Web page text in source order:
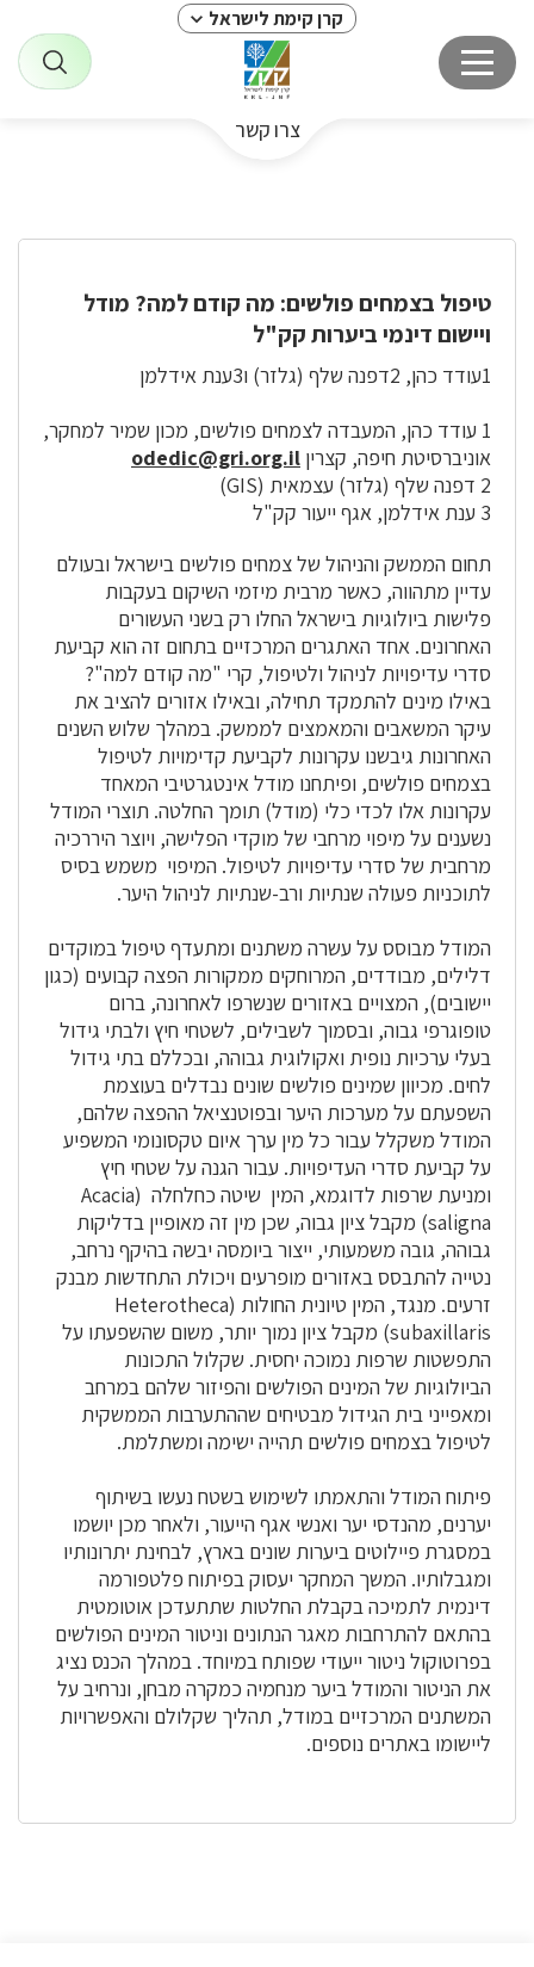
קרן קימת לישראל
צרו קשר
טיפול בצמחים פולשים: מה קודם למה? מודל
ויישום דינמי ביערות קק"ל
1עודד כהן, 2דפנה שלף (גלזר) ו3ענת אידלמן
1 עודד כהן, המעבדה לצמחים פולשים, מכון שמיר למחקר,
אוניברסיטת חיפה, קצרין odedic@gri.org.il
2 דפנה שלף (גלזר) עצמאית (GIS)
3 ענת אידלמן, אגף ייעור קק"ל
תחום הממשק והניהול של צמחים פולשים בישראל ובעולם
עדיין מתהווה, כאשר מרבית מיזמי השיקום בעקבות
פלישות ביולוגיות בישראל החלו רק בשני העשורים
האחרונים. אחד האתגרים המרכזיים בתחום זה הוא קביעת
סדרי עדיפויות לניהול ולטיפול, קרי "מה קודם למה"?
באילו מינים להתמקד תחילה, ובאילו אזורים להציב את
עיקר המשאבים והמאמצים לממשק. במהלך שלוש השנים
האחרונות גיבשנו עקרונות לקביעת קדימויות לטיפול
בצמחים פולשים, ופיתחנו מודל אינטגרטיבי המאחד
עקרונות אלו לכדי כלי (מודל) תומך החלטה. תוצרי המודל
נשענים על מיפוי מרחבי של מוקדי הפלישה, ויוצר היררכיה
מרחבית של סדרי עדיפויות לטיפול. המיפוי משמש בסיס
לתוכניות פעולה שנתיות ורב-שנתיות לניהול היער.
המודל מבוסס על עשרה משתנים ומתעדף טיפול במוקדים
דלילים, מבודדים, המרוחקים ממקורות הפצה קבועים (כגון
יישובים), המצויים באזורים שנשרפו לאחרונה, ברום
טופוגרפי גבוה, ובסמוך לשבילים, לשטחי חיץ ולבתי גידול
בעלי ערכיות נופית ואקולוגית גבוהה, ובכללם בתי גידול
לחים. מכיוון שמינים פולשים שונים נבדלים בעוצמת
השפעתם על מערכות היער ובפוטנציאל ההפצה שלהם,
המודל משקלל עבור כל מין ערך איום טקסונומי המשפיע
על קביעת סדרי העדיפויות. עבור הגנה על שטחי חיץ
ומניעת שרפות לדוגמא, המין שיטה כחלחלה (Acacia
saligna) מקבל ציון גבוה, שכן מין זה מאופיין בדליקות
גבוהה, גובה משמעותי, ייצור ביומסה יבשה בהיקף נרחב,
נטייה להתבסס באזורים מופרעים ויכולת התחדשות מבנק
זרעים. מנגד, המין טיונית החולות (Heterotheca
subaxillaris) מקבל ציון נמוך יותר, משום שהשפעתו על
התפשטות שרפות נמוכה יחסית. שקלול התכונות
הביולוגיות של המינים הפולשים והפיזור שלהם במרחב
ומאפייני בית הגידול מבטיחים שההתערבות הממשקית
לטיפול בצמחים פולשים תהייה ישימה ומשתלמת.
פיתוח המודל והתאמתו לשימוש בשטח נעשו בשיתוף
יערנים, מהנדסי יער ואנשי אגף הייעור, ולאחר מכן יושמו
במסגרת פיילוטים ביערות שונים בארץ, לבחינת יתרונותיו
ומגבלותיו. המשך המחקר יעסוק בפיתוח פלטפורמה
דינמית לתמיכה בקבלת החלטות שתתעדכן אוטומטית
בהתאם להתרחבות מאגר הנתונים וניטור המינים הפולשים
בפרוטוקול ניטור ייעודי שפותח במיוחד. במהלך הכנס נציג
את הניטור והמודל ביער מנחמיה כמקרה מבחן, ונרחיב על
המשתנים המרכזיים במודל, תהליך שקלולם והאפשרויות
ליישומו באתרים נוספים.